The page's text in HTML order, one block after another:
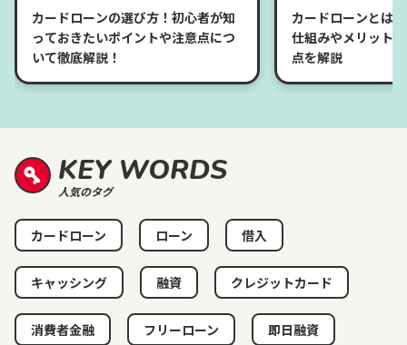
カードローンの選び方！初心者が知
っておきたいポイントや注意点につ
いて徹底解説！
カードローンとは
仕組みやメリット
点を解説
KEY WORDS
人気のタグ
カードローン ローン 借入
キャッシング 融資 クレジットカード
消費者金融 フリーローン 即日融資